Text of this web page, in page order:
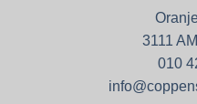
3111
010